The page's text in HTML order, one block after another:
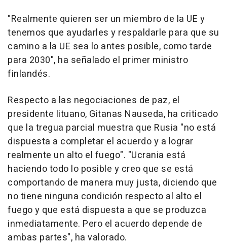
"Realmente quieren ser un miembro de la UE y
tenemos que ayudarles y respaldarle para que su
camino a la UE sea lo antes posible, como tarde
para 2030", ha señalado el primer ministro
finlandés.
Respecto a las negociaciones de paz, el
presidente lituano, Gitanas Nauseda, ha criticado
que la tregua parcial muestra que Rusia "no está
dispuesta a completar el acuerdo y a lograr
realmente un alto el fuego". "Ucrania está
haciendo todo lo posible y creo que se está
comportando de manera muy justa, diciendo que
no tiene ninguna condición respecto al alto el
fuego y que está dispuesta a que se produzca
inmediatamente. Pero el acuerdo depende de
ambas partes", ha valorado.